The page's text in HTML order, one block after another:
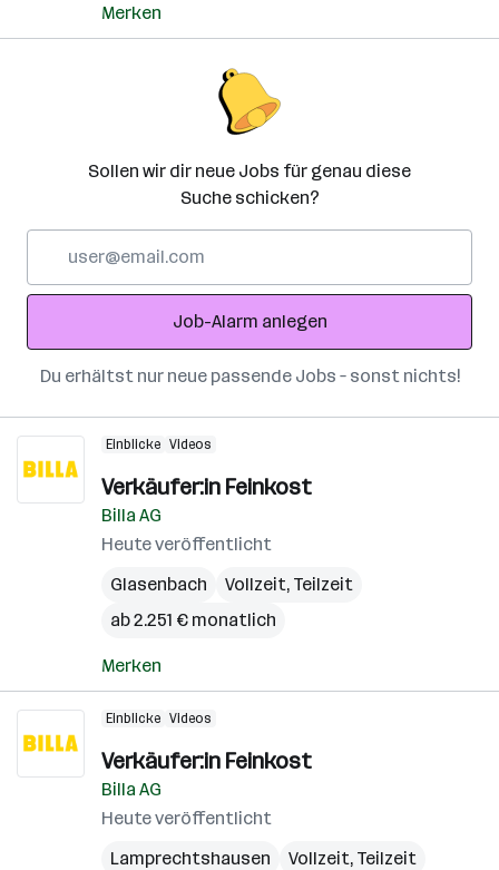
Merken
Sollen wir dir neue Jobs für genau diese
Suche schicken?
Adresse
Job-Alarm anlegen
Du erhältst nur neue passende Jobs – sonst nichts!
Einblicke Videos
Verkäufer:in Feinkost
Billa AG
Heute veröffentlicht
Glasenbach
Vollzeit, Teilzeit
ab 2.251 € monatlich
Merken
Einblicke Videos
Verkäufer:in Feinkost
Billa AG
Heute veröffentlicht
Lamprechtshausen
Vollzeit, Teilzeit